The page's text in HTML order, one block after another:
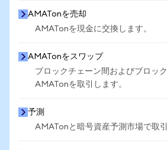
AMATonを売却
AMATonを現金に交換します。
AMATonをスワップ
ブロックチェーン間およびブロッ
AMATonを取引します。
予測
AMATonと暗号資産予測市場で取引